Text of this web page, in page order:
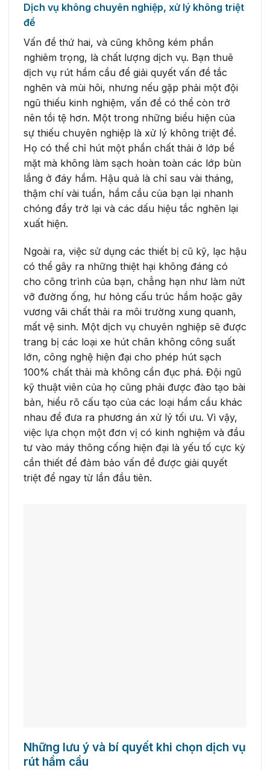
Dịch vụ không chuyên nghiệp, xử lý không triệt
để
Vấn đề thứ hai, và cũng không kém phần
nghiêm trọng, là chất lượng dịch vụ. Bạn thuê
dịch vụ rút hầm cầu để giải quyết vấn đề tắc
nghẽn và mùi hôi, nhưng nếu gặp phải một đội
ngũ thiếu kinh nghiệm, vấn đề có thể còn trở
nên tồi tệ hơn. Một trong những biểu hiện của
sự thiếu chuyên nghiệp là xử lý không triệt để.
Họ có thể chỉ hút một phần chất thải ở lớp bề
mặt mà không làm sạch hoàn toàn các lớp bùn
lắng ở đáy hầm. Hậu quả là chỉ sau vài tháng,
thậm chí vài tuần, hầm cầu của bạn lại nhanh
chóng đầy trở lại và các dấu hiệu tắc nghẽn lại
xuất hiện.
Ngoài ra, việc sử dụng các thiết bị cũ kỹ, lạc hậu
có thể gây ra những thiệt hại không đáng có
cho công trình của bạn, chẳng hạn như làm nứt
vỡ đường ống, hư hỏng cấu trúc hầm hoặc gây
vương vãi chất thải ra môi trường xung quanh,
mất vệ sinh. Một dịch vụ chuyên nghiệp sẽ được
trang bị các loại xe hút chân không công suất
lớn, công nghệ hiện đại cho phép hút sạch
100% chất thải mà không cần đục phá. Đội ngũ
kỹ thuật viên của họ cũng phải được đào tạo bài
bản, hiểu rõ cấu tạo của các loại hầm cầu khác
nhau để đưa ra phương án xử lý tối ưu. Vì vậy,
việc lựa chọn một đơn vị có kinh nghiệm và đầu
tư vào máy thông cống hiện đại là yếu tố cực kỳ
cần thiết để đảm bảo vấn đề được giải quyết
triệt để ngay từ lần đầu tiên.
Những lưu ý và bí quyết khi chọn dịch vụ
rút hầm cầu